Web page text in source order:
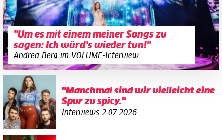
"Um es mit einem meiner Songs zu
sagen: Ich würd's wieder tun!"
Andrea Berg im VOLUME-Interview
"Manchmal sind wir vielleicht eine
Spur zu spicy."
Interviews 2.07.2026